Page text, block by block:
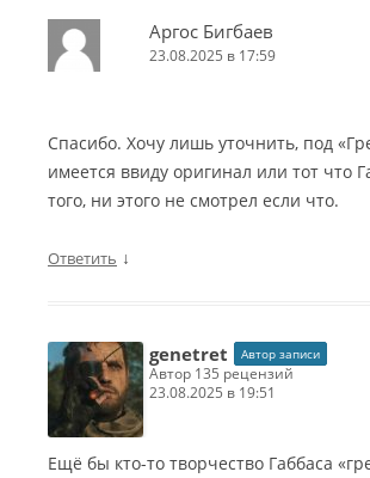
Аргос Бигбаев
23.08.2025 в 17:59
Спасибо. Хочу лишь уточнить, под
имеется ввиду оригинал или тот что
того, ни этого не смотрел если что.
Ответить ↓
genetret Автор записи
автор 135 рецензий
23.08.2025 в 19:51
Ещё бы кто-то творчество Габбаса